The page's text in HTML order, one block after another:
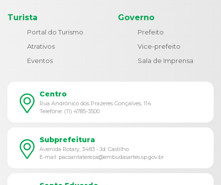
Turista
Portal do Turismo
Atrativos
Eventos
Governo
Prefeito
Vice-prefeito
Sala de Imprensa
Centro
Rua Andrônico dos Prazeres Gonçalves, 114
Telefone: (11) 4785-3500
Subprefeitura
Avenida Rotary, 3483 - Jd. Castilho
E-mail: pacsantatereza@embudasartes.sp.gov.br